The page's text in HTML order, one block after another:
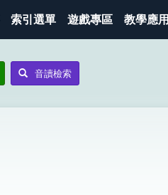
索引選單 遊戲專區 教學應用
音讀檢索